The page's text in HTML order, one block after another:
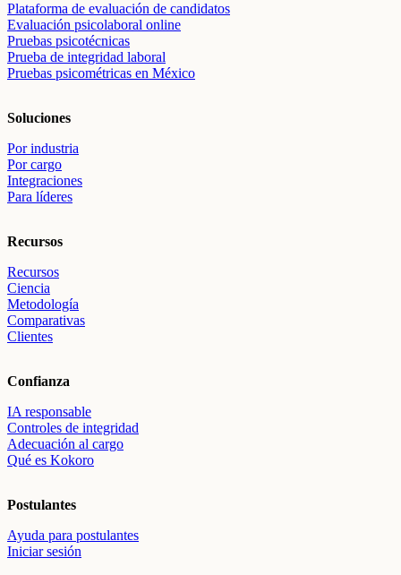
Plataforma de evaluación de candidatos
Evaluación psicolaboral online
Pruebas psicotécnicas
Prueba de integridad laboral
Pruebas psicométricas en México
Soluciones
Por industria
Por cargo
Integraciones
Para líderes
Recursos
Recursos
Ciencia
Metodología
Comparativas
Clientes
Confianza
IA responsable
Controles de integridad
Adecuación al cargo
Qué es Kokoro
Postulantes
Ayuda para postulantes
Iniciar sesión